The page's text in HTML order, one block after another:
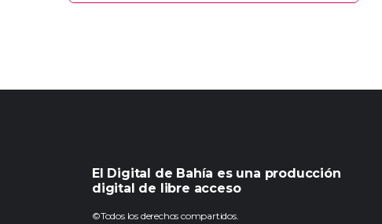
El Digital de Bahía es una producción
digital de libre acceso
©Todos los derechos compartidos.